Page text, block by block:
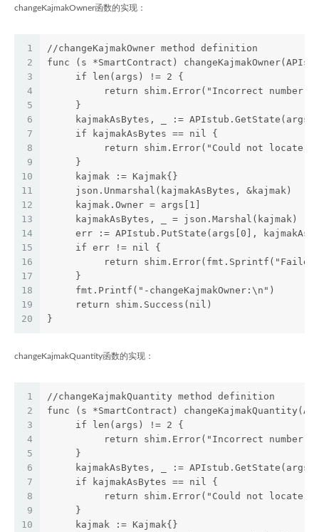
changeKajmakOwner函数的实现：
1
2
3
4
5
6
7
8
9
10
11
12
13
14
15
16
17
18
19
20
//changeKajmakOwner method definition
func (s *SmartContract)
     if len(args) != 2 {
return shim.Error("Incorrect number
     }
kajmakAsBytes, _ :=
     if kajmakAsBytes == nil {
return shim.Error("Could not locate
     }
     kajmak := Kajmak{}
     json.Unmarshal(kajmakAsBytes, &kajmak)
     kajmak.Owner = args[1]
     kajmakAsBytes, _ = json.Marshal(kajmak)
err := APIstub.PutState(args[0],
     if err != nil {
return
     }
     fmt.Printf("-changeKajmakOwner:\n")
     return shim.Success(nil)
}
changeKajmakQuantity函数的实现：
1
2
3
4
5
6
7
8
9
10
//changeKajmakQuantity method definition
func (s *SmartContract)
     if len(args) != 2 {
return shim.Error("Incorrect number
     }
kajmakAsBytes, _ :=
     if kajmakAsBytes == nil {
return shim.Error("Could not locate
     }
     kajmak := Kajmak{}